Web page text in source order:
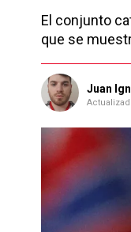
El conjunto
que se
Juan